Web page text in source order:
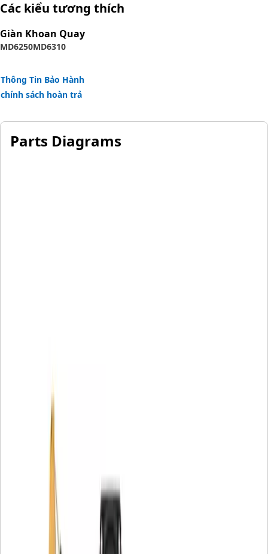
outer cover is textile braided.
Các kiểu tương thích
Giàn Khoan Quay
MD6250MD6310
Thông Tin Bảo Hành
chính sách hoàn trả
Parts Diagrams